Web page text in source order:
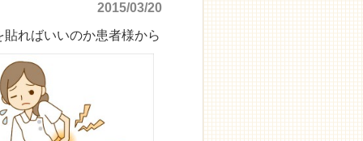
2015/03/20
ればいいのか患者様から